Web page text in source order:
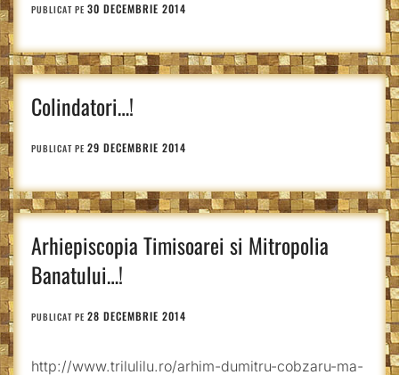
PUBLICAT PE 30 DECEMBRIE 2014
Colindatori…!
PUBLICAT PE 29 DECEMBRIE 2014
Arhiepiscopia Timisoarei si Mitropolia
Banatului…!
PUBLICAT PE 28 DECEMBRIE 2014
http://www.trilulilu.ro/arhim-dumitru-cobzaru-ma-